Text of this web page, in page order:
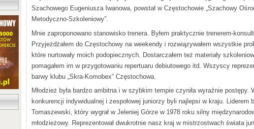
Szachowego Eugeniusza Iwanowa, powstał w Częstochowie „Szachowy
Metodyczno-Szkoleniowy”.
Mnie zaproponowano stanowisko trenera. Byłem praktycznie trenerem-
Przyjeżdżałem do Częstochowy na weekendy i rozwiązywałem wszystkie
które nurtowały moich podopiecznych. Dostarczałem też materiały
pomagałem im w przygotowaniu repertuaru debiutowego itd. Wszyscy
barwy klubu „Skra-Komobex” Częstochowa.
Młodzież była bardzo ambitna i w szybkim tempie czyniła wyraźnie postępy.
konkurencji indywidualnej i zespołowej juniorzy byli najlepsi w kraju. Liderem
Tomaszewski, który wygrał w Jeleniej Górze w 1978 roku silny
młodzieżowy. Reprezentował dwukrotnie nasz kraj w mistrzostwach świata